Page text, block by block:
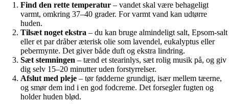
Find den rette temperatur – vandet skal være behageligt
varmt, omkring 37–40 grader. For varmt vand kan udtørre
huden.
Tilsæt noget ekstra – du kan bruge almindeligt salt, Epsom-salt
eller et par dråber æterisk olie som lavendel, eukalyptus eller
pebermynte. Det giver både duft og ekstra lindring.
Sæt stemningen – tænd et stearinlys, sæt rolig musik på, og giv
dig selv 15–20 minutter uden forstyrrelser.
Afslut med pleje – tør fødderne grundigt, især mellem tæerne,
og smør dem ind i en god fodcreme. Det forsegler fugten og
holder huden blød.